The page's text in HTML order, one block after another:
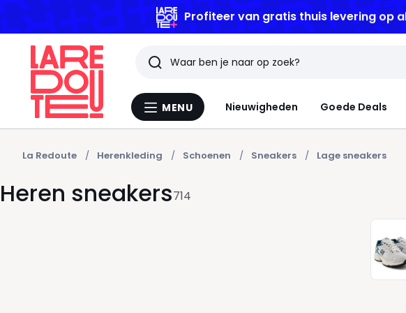
Profiteer van gratis thuis leveringop
Menu
MENU Nieuwigheden Goede Deals
Zoeken
Laatst
bekeken
artikelen
La Redoute Herenkleding Schoenen Sneakers Lage sneakers
Heren sneakers714